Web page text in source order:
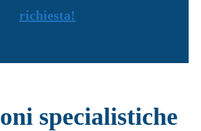
richiesta!
specialistiche